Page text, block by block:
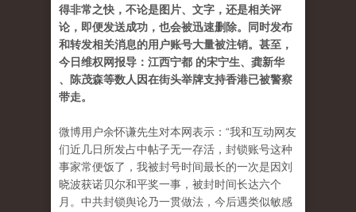
得非常之快，不论是图片、文字，还是相关评
论，即便发送成功，也会被迅速删除。同时发布
和转发相关消息的用户账号大量被注销。甚至，
今日维权网报导：江西宁都 的宋宁生、龚新华
、陈茂森等数人因在街头举牌支持香港已被警察
带走。
微博用户余怀谦先生对本网表示：“我和互动网友
们近几日所发占中帖子无一存活，封锁账号这种
事家常便饭了，我被封号时间最长的一次是因刘
晓波获诺贝尔和平奖一事，被封时间长达六个
月。中共封锁舆论乃一贯做法，今后遇类似敏感